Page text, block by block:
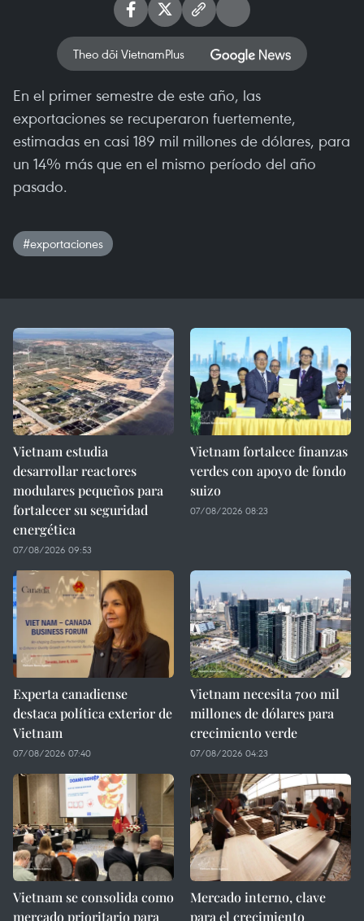
Theo dõi VietnamPlus
En el primer semestre de este año, las
exportaciones se recuperaron fuertemente,
estimadas en casi 189 mil millones de dólares, para
un 14% más que en el mismo período del año
pasado.
#exportaciones
Vietnam estudia
desarrollar reactores
modulares pequeños para
fortalecer su seguridad
energética
07/08/2026 09:53
Vietnam fortalece finanzas
verdes con apoyo de fondo
suizo
07/08/2026 08:23
Experta canadiense
destaca política exterior de
Vietnam
07/08/2026 07:40
Vietnam necesita 700 mil
millones de dólares para
crecimiento verde
07/08/2026 04:23
Vietnam se consolida como
mercado prioritario para
Mercado interno, clave
para el crecimiento